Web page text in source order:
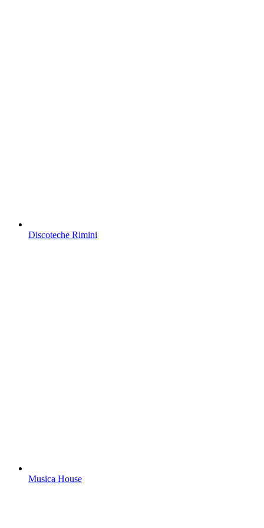
Discoteche Rimini
Musica House